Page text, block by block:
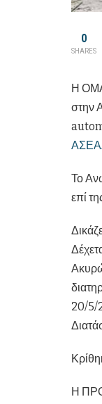
0
SHARES
Η
στην
Το
επί
20/5/
Η